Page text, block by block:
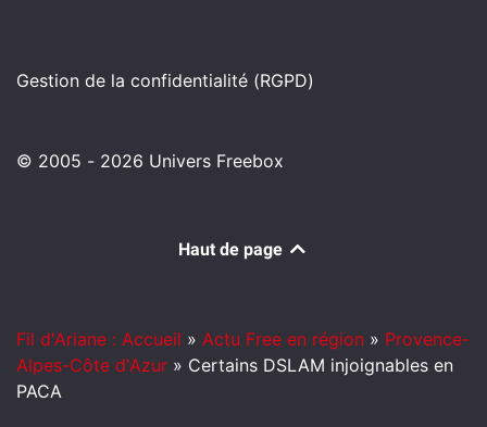
Gestion de la confidentialité (RGPD)
© 2005 - 2026 Univers Freebox
Haut de page
Fil d'Ariane : Accueil » Actu Free en région » Provence-
Alpes-Côte d'Azur » Certains DSLAM injoignables en
PACA